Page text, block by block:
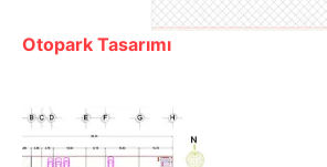
Otopark Tasarımı